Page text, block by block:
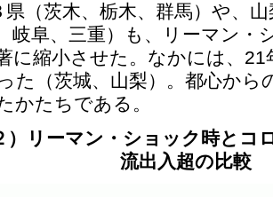
県（茨木、栃木、群馬）や、
岐阜、三重）も、リーマン・
に縮小させた。なかには、21
た（茨城、山梨）。都心から
かたちである。
）リーマン・ショック時とコ
流出入超の比較